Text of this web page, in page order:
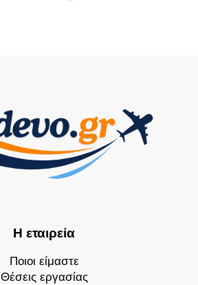
Η εταιρεία
Ποιοι είμαστε
Θέσεις εργασίας